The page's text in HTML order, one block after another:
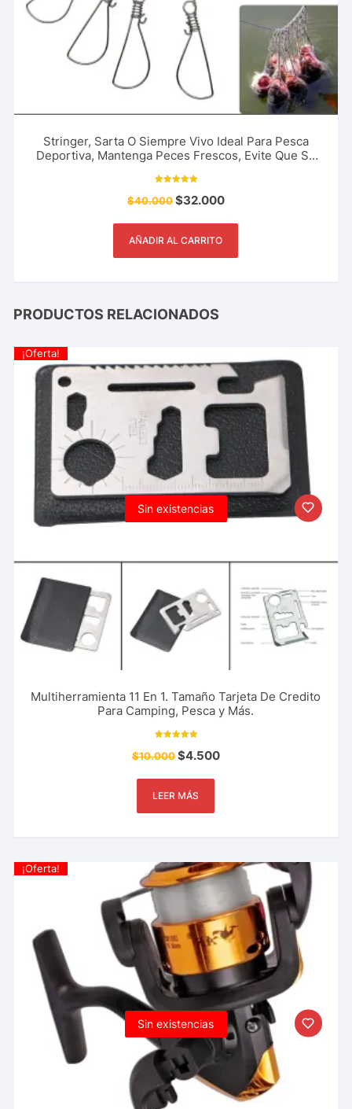
Stringer, Sarta O Siempre Vivo Ideal Para Pesca
Deportiva, Mantenga Peces Frescos, Evite Que Se
5.00
de 5
$40.000$32.000
AÑADIR AL CARRITO
PRODUCTOS RELACIONADOS
Sin existencias
¡Oferta!
Multiherramienta 11 En 1. Tamaño Tarjeta De Credito
Para Camping, Pesca y Más.
5.00
de 5
$10.000$4.500
LEER MÁS
Sin existencias
¡Oferta!